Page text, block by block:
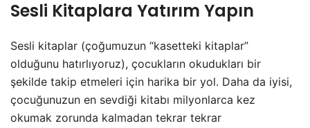
Sesli Kitaplara Yatırım Yapın
Sesli kitaplar (çoğumuzun “kasetteki kitaplar”
olduğunu hatırlıyoruz), çocukların okudukları bir
şekilde takip etmeleri için harika bir yol. Daha da iyisi,
çocuğunuzun en sevdiği kitabı milyonlarca kez
okumak zorunda kalmadan tekrar tekrar